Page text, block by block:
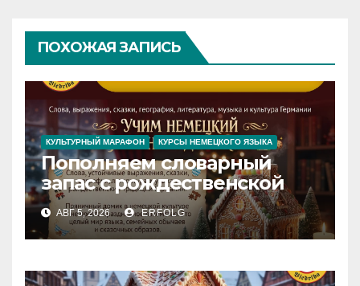
ПОХОЖАЯ ЗАПИСЬ
КУЛЬТУРНЫЙ МАРАФОН КУРСЫ НЕМЕЦКОГО ЯЗЫКА
Пополняем словарный
запас с рождественской
сказкой! Учим немецкий
вместе с Lebkuchenhaus
АВГ 5, 2026 ERFOLG